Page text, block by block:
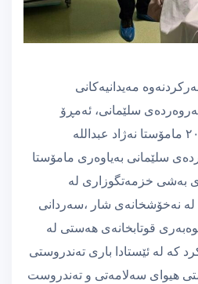
مەیدانیەکانی
سلێمانی، ئەمڕۆ
دووشەممە ١٨ ی ٥ ی ٢٠٢٦ مامۆستا نەژاد عبداللە
سلێمانی بەیاوەری مامۆستا
بەشی خزمەتگوزاری لە
لە نەخۆشخانەی شار ،سەردانی
قوتابخانەی هەستی لە
کە لە ئێستادا باری تەندروستی
هیوای سەلامەتی و تەندروست